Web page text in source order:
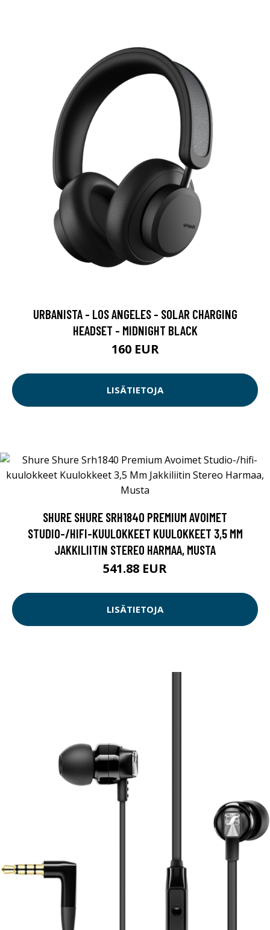
URBANISTA - LOS ANGELES - SOLAR CHARGING
HEADSET - MIDNIGHT BLACK
160 EUR
LISÄTIETOJA
SHURE SHURE SRH1840 PREMIUM AVOIMET
STUDIO-/HIFI-KUULOKKEET KUULOKKEET 3,5 MM
JAKKILIITIN STEREO HARMAA, MUSTA
541.88 EUR
LISÄTIETOJA